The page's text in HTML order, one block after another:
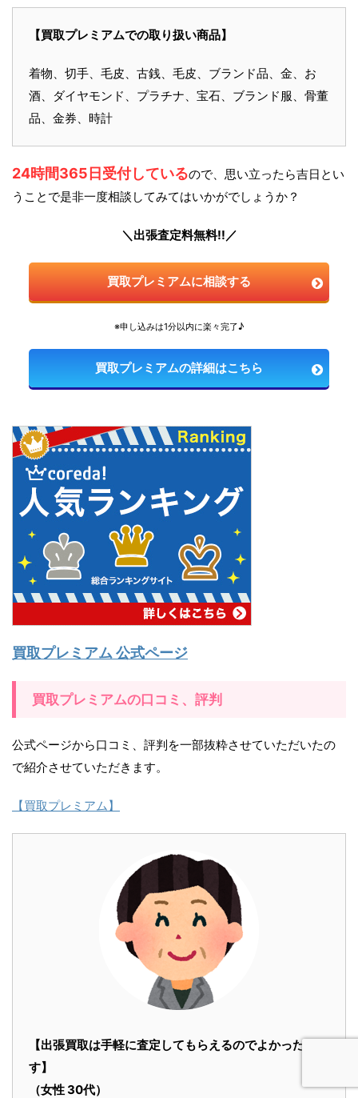
【買取プレミアムでの取り扱い商品】
着物、切手、毛皮、古銭、毛皮、ブランド品、金、お
酒、ダイヤモンド、プラチナ、宝石、ブランド服、骨董
品、金券、時計
24時間365日受付しているので、思い立ったら吉日とい
うことで是非一度相談してみてはいかがでしょうか？
＼出張査定料無料!!／
買取プレミアムに相談する
※申し込みは1分以内に楽々完了♪
買取プレミアムの詳細はこちら
買取プレミアム 公式ページ
買取プレミアムの口コミ、評判
公式ページから口コミ、評判を一部抜粋させていただいたの
で紹介させていただきます。
【買取プレミアム】
【出張買取は手軽に査定してもらえるのでよかったで
す】
（女性 30代）